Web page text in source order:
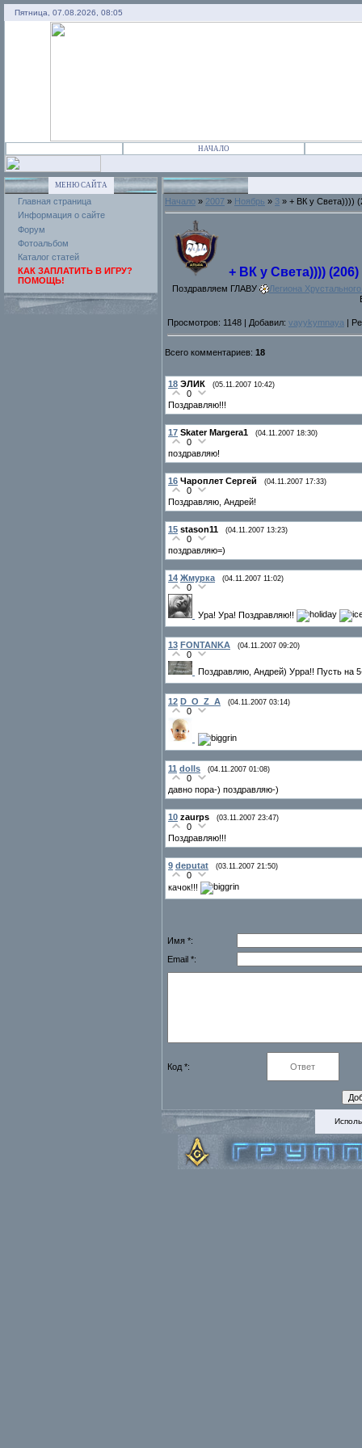
Пятница, 07.08.2026, 08:05
НАЧАЛО
МЕНЮ САЙТА
Главная страница
Информация о сайте
Форум
Фотоальбом
Каталог статей
КАК ЗАПЛАТИТЬ В ИГРУ?
ПОМОЩЬ!
Начало » 2007 » Ноябрь » 3 » + ВК у Света))))
+ ВК у Света)))) (206)
Поздравляем ГЛАВУ
Легиона
Просмотров: 1148 | Добавил: vayykymnaya |
Всего комментариев: 18
18 ЭЛИК (05.11.2007 10:42)
0
Поздравляю!!!
17 Skater Margera1 (04.11.2007 18:30)
0
поздравляю!
16 Чароплет Сергей (04.11.2007 17:33)
0
Поздравляю, Андрей!
15 stason11 (04.11.2007 13:23)
0
поздравляю=)
14 Жмурка (04.11.2007 11:02)
0
Ура! Ура! Поздравляю!!
13 FONTANKA (04.11.2007 09:20)
0
Поздравляю, Андрей) Урра!! Пусть на
12 D_O_Z_A (04.11.2007 03:14)
0
11 dolls (04.11.2007 01:08)
0
давно пора-) поздравляю-)
10 zaurps (03.11.2007 23:47)
0
Поздравляю!!!
9 deputat (03.11.2007 21:50)
0
качок!!!
Имя *:
Email *:
Код *: